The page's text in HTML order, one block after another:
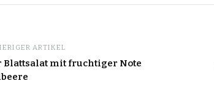
ARTIKEL
Blattsalat mit fruchtiger Note